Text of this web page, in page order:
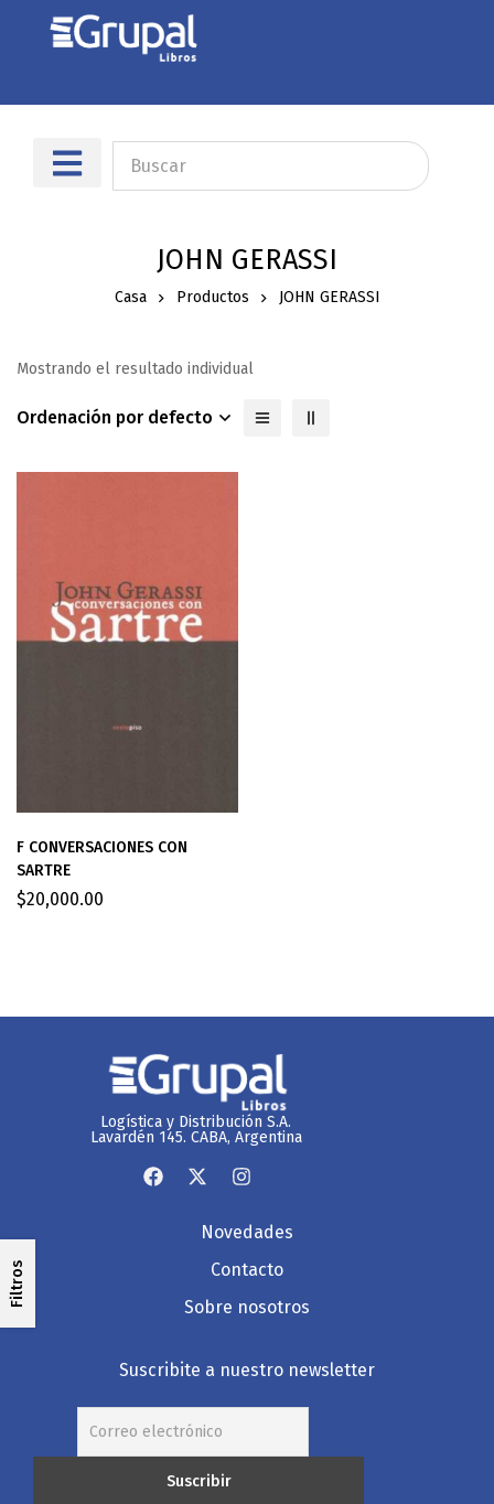
JOHN GERASSI
Casa Productos JOHN GERASSI
Filtros
Mostrando el resultado individual
Ordenación por defecto
F CONVERSACIONES CON
SARTRE
$20,000.00
Logística y Distribución S.A.
Lavardén 145. CABA, Argentina
Novedades
Contacto
Sobre nosotros
Suscribite a nuestro newsletter